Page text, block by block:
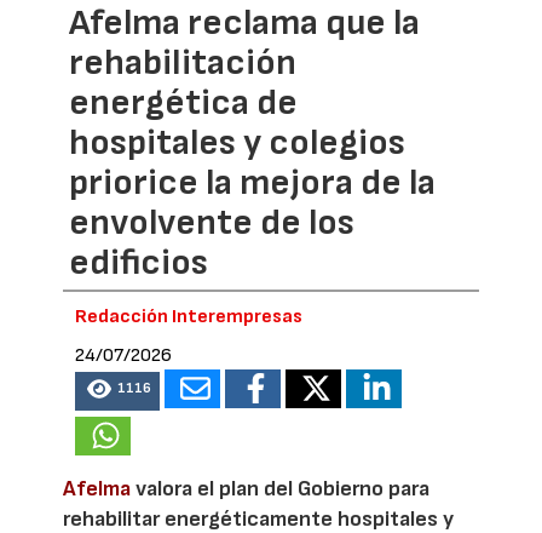
Afelma reclama que la
rehabilitación
energética de
hospitales y colegios
priorice la mejora de la
envolvente de los
edificios
Redacción Interempresas
24/07/2026
1116
Afelmavalora el plan del Gobierno para
rehabilitar energéticamente hospitales y